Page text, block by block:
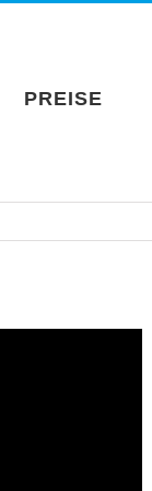
PREISE